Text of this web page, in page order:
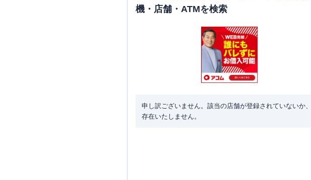
機・店舗・ATMを検索
申し訳ございません。該当の店舗が登録されていないか、
存在いたしません。